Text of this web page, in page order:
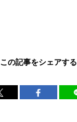
この記事をシェアする